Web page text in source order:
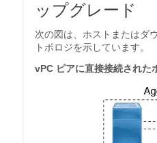
ップグレード
次の図は、ホストまたはダ
トポロジを示しています。
vPC ピアに直接接続された